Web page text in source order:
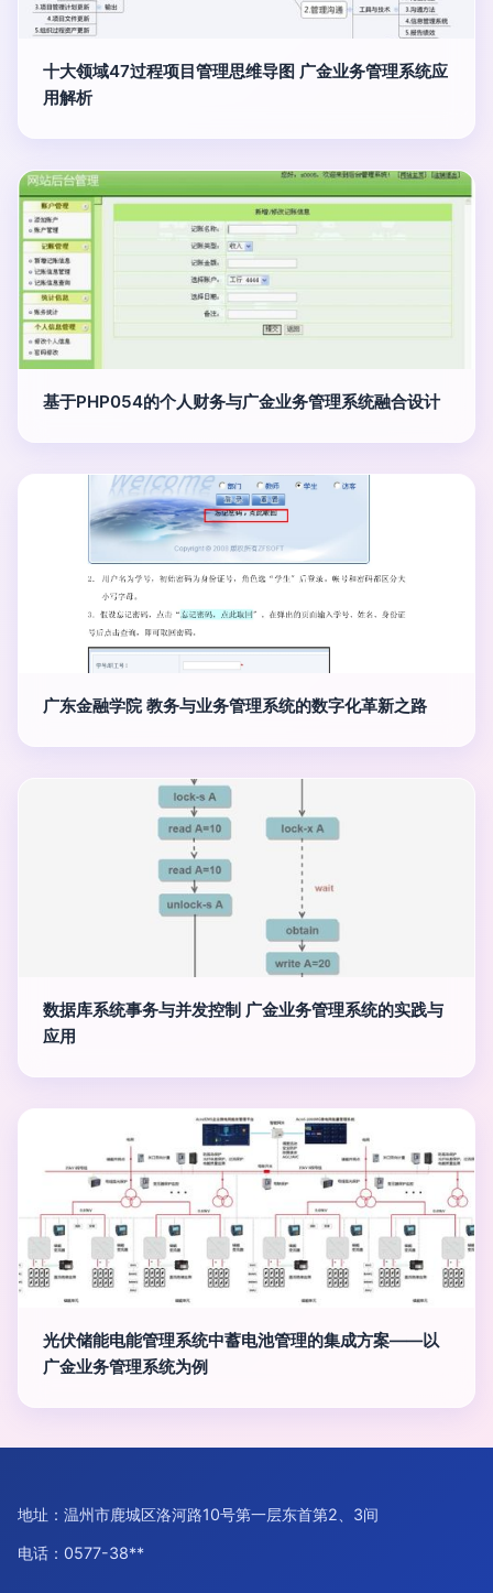
十大领域47过程项目管理思维导图 广金业务管理系统应
用解析
基于PHP054的个人财务与广金业务管理系统融合设计
广东金融学院 教务与业务管理系统的数字化革新之路
数据库系统事务与并发控制 广金业务管理系统的实践与
应用
光伏储能电能管理系统中蓄电池管理的集成方案——以
广金业务管理系统为例
地址：温州市鹿城区洛河路10号第一层东首第2、3间
电话：0577-38**